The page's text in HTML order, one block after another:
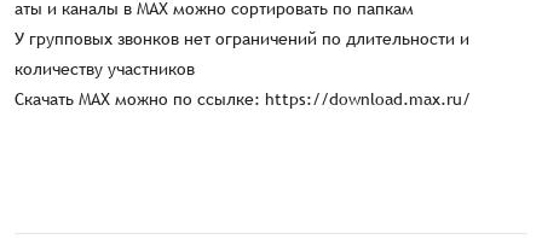
аты и каналы в МАХ можно сортировать по папкам
У групповых звонков нет ограничений по длительности и
количеству участников
Скачать МАХ можно по ссылке: https://download.max.ru/